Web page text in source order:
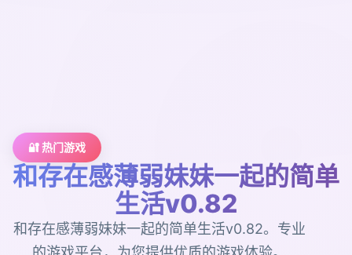
🔐 热门游戏
和存在感薄弱妹妹一起的简单
生活v0.82
和存在感薄弱妹妹一起的简单生活v0.82。专业